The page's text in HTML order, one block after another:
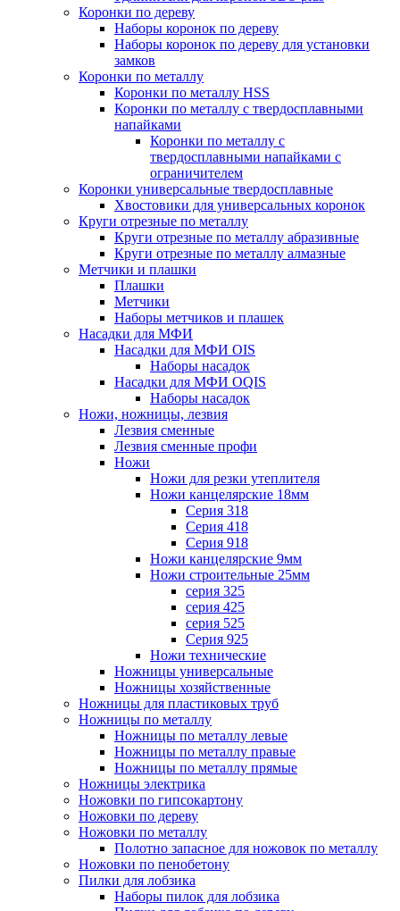
Коронки по дереву
Наборы коронок по дереву
Наборы коронок по дереву для установки
замков
Коронки по металлу
Коронки по металлу HSS
Коронки по металлу с твердосплавными
напайками
Коронки по металлу с
твердосплавными напайками c
ограничителем
Коронки универсальные твердосплавные
Хвостовики для универсальных коронок
Круги отрезные по металлу
Круги отрезные по металлу абразивные
Круги отрезные по металлу алмазные
Метчики и плашки
Плашки
Метчики
Наборы метчиков и плашек
Насадки для МФИ
Насадки для МФИ OIS
Наборы насадок
Насадки для МФИ OQIS
Наборы насадок
Ножи, ножницы, лезвия
Лезвия сменные
Лезвия сменные профи
Ножи
Ножи для резки утеплителя
Ножи канцелярские 18мм
Серия 318
Серия 418
Серия 918
Ножи канцелярские 9мм
Ножи строительные 25мм
серия 325
серия 425
серия 525
Серия 925
Ножи технические
Ножницы универсальные
Ножницы хозяйственные
Ножницы для пластиковых труб
Ножницы по металлу
Ножницы по металлу левые
Ножницы по металлу правые
Ножницы по металлу прямые
Ножницы электрика
Ножовки по гипсокартону
Ножовки по дереву
Ножовки по металлу
Полотно запасное для ножовок по металлу
Ножовки по пенобетону
Пилки для лобзика
Наборы пилок для лобзика